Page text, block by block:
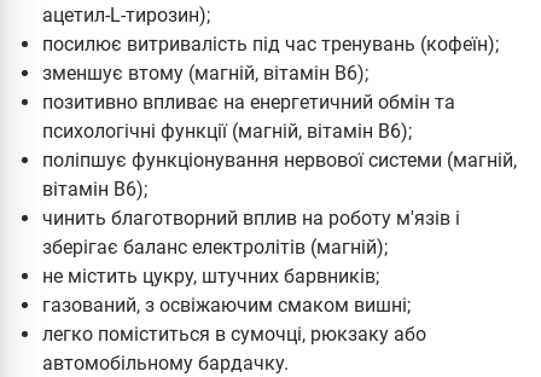
ацетил-L-тирозин);
посилює витривалість під час тренувань (кофеїн);
зменшує втому (магній, вітамін В6);
позитивно впливає на енергетичний обмін та
психологічні функції (магній, вітамін B6);
поліпшує функціонування нервової системи (магній,
вітамін B6);
чинить благотворний вплив на роботу м'язів і
зберігає баланс електролітів (магній);
не містить цукру, штучних барвників;
газований, з освіжаючим смаком вишні;
легко поміститься в сумочці, рюкзаку або
автомобільному бардачку.